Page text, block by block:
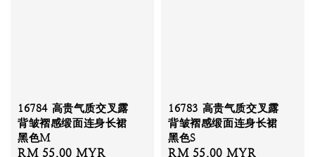
16784 高贵气质交叉露
背皱褶感缎面连身长裙
黑色M
Sale
RM 55.00 MYR
16783 高贵气质交叉露
背皱褶感缎面连身长裙
黑色S
Sale
RM 55.00 MYR